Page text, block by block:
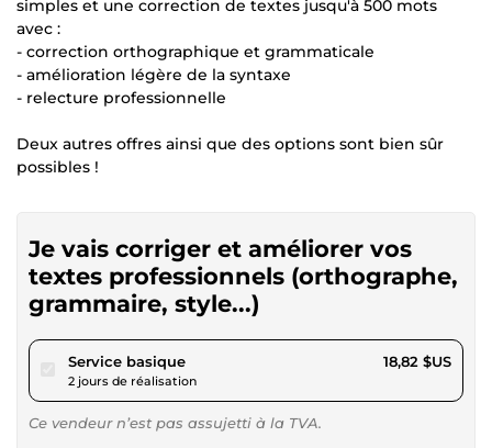
simples et une correction de textes jusqu'à 500 mots
avec :
- correction orthographique et grammaticale
- amélioration légère de la syntaxe
- relecture professionnelle
Deux autres offres ainsi que des options sont bien sûr
possibles !
Je vais corriger et améliorer vos
textes professionnels (orthographe,
grammaire, style...)
Service basiquepour 17,34 $US
2 jours de réalisation
18,82 $US
Ce vendeur n’est pas assujetti à la TVA.